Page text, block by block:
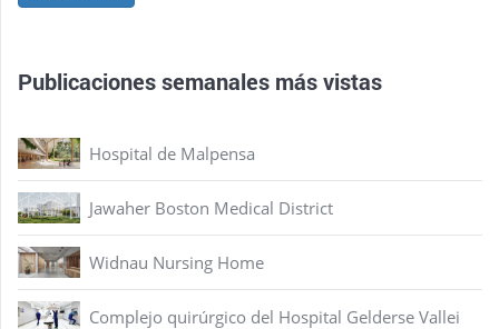
Publicaciones semanales más vistas
Hospital de Malpensa
Jawaher Boston Medical District
Widnau Nursing Home
Complejo quirúrgico del Hospital Gelderse Vallei